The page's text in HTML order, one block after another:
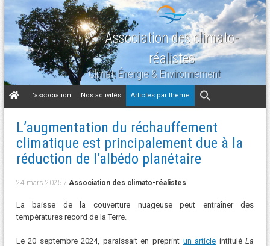
Association des climato-
réalistes
Climat, Énergie & Environnement
Aller
au
L’association Nos activités Articles par thème
L’augmentation du réchauffement
climatique est principalement due à la
réduction de l’albédo planétaire
24 mars 2025 / Association des climato-réalistes
La baisse de la couverture nuageuse peut entraîner des
températures record de la Terre.
Le 20 septembre 2024, paraissait en preprint un article intituléLa